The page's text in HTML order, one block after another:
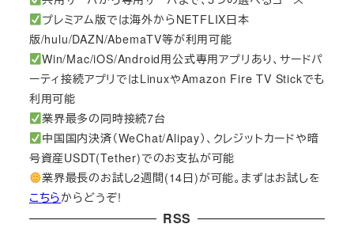
プレミアム版では海外からNETFLIX日本
版/hulu/DAZN/AbemaTV等が利用可能
Win/Mac/iOS/Android用公式専用アプリあり、サードパ
ーティ接続アプリではLinuxやAmazon Fire TV Stickでも
利用可能
業界最多の同時接続7台
中国国内決済（WeChat/Alipay）、クレジットカードや暗
号資産USDT(Tether)でのお支払が可能
業界最長のお試し2週間(14日)が可能。まずはお試しを
こちらからどうぞ!
RSS